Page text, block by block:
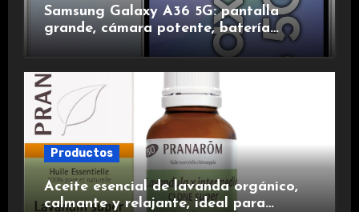
Samsung Galaxy A36 5G: pantalla
grande, cámara potente, batería
duradera y carga rápida para una
experiencia premium.
Productos
Aceite esencial de lavanda orgánico,
calmante y relajante, ideal para